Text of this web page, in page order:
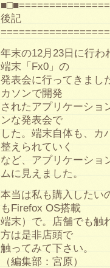
後記
年末の12月23日に行
端末「Fx0」の
発表会に行ってきまし
カソンで開発
されたアプリケーショ
ンな発表会で
した。端末自体も、カ
整えられていく
など、アプリケーショ
ムに見えました。
本当は私も購入したい
もFirefox OS搭載
端末）で。店舗でも触
方は是非店頭で
触ってみて下さい。
（編集部：宮原）